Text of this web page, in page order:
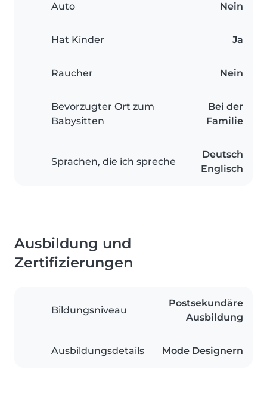
Auto Nein
Hat Kinder Ja
Raucher Nein
Bevorzugter Ort zum
Babysitten
Bei der
Familie
Sprachen, die ich spreche
Deutsch
Englisch
Ausbildung und
Zertifizierungen
Bildungsniveau
Postsekundäre
Ausbildung
Ausbildungsdetails Mode Designern